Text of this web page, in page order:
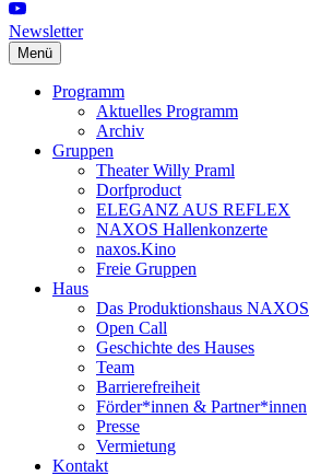
Newsletter
Menü
Programm
Aktuelles Programm
Archiv
Gruppen
Theater Willy Praml
Dorfproduct
ELEGANZ AUS REFLEX
NAXOS Hallenkonzerte
naxos.Kino
Freie Gruppen
Haus
Das Produktionshaus NAXOS
Open Call
Geschichte des Hauses
Team
Barrierefreiheit
Förder*innen & Partner*innen
Presse
Vermietung
Kontakt